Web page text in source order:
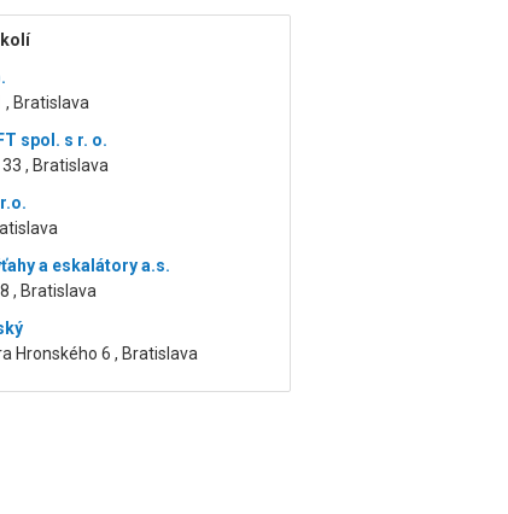
, Bratislava
spol. s r. o.
, Bratislava
a eskalátory a.s.
, Bratislava
Hronského 6 , Bratislava